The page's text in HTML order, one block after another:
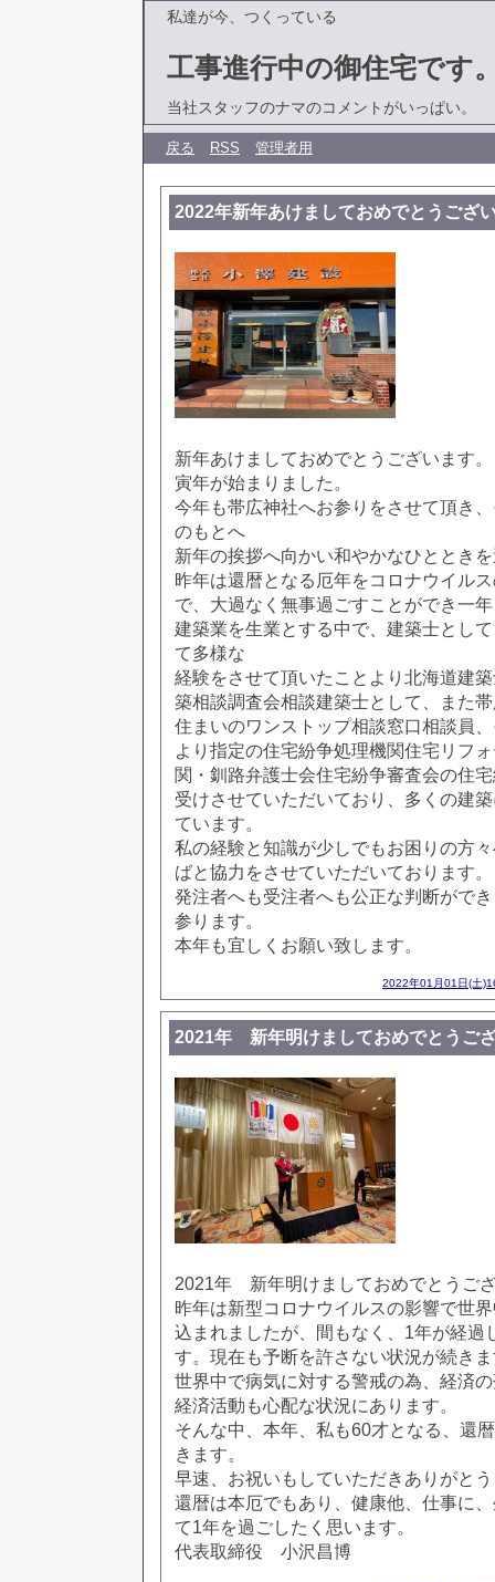
私達が今、つくっている
工事進行中の御住宅です
当社スタッフのナマのコメントがいっぱい。
戻る RSS 管理者用
2022年新年あけましておめでとうござ
新年あけましておめでとうございます。
寅年が始まりました。
今年も帯広神社へお参りをさせて頂き
のもとへ
新年の挨拶へ向かい和やかなひととき
昨年は還暦となる厄年をコロナウイル
で、大過なく無事過ごすことができ一
建築業を生業とする中で、建築士とし
て多様な
経験をさせて頂いたことより北海道建
築相談調査会相談建築士として、また
住まいのワンストップ相談窓口相談員
より指定の住宅紛争処理機関住宅リフ
関・釧路弁護士会住宅紛争審査会の住
受けさせていただいており、多くの建
ています。
私の経験と知識が少しでもお困りの方
ばと協力をさせていただいております。
発注者へも受注者へも公正な判断がで
参ります。
本年も宜しくお願い致します。
2022年01月01日(土
2021年 新年明けましておめでとうご
2021年 新年明けましておめでとうご
昨年は新型コロナウイルスの影響で世
込まれましたが、間もなく、1年が経過
す。現在も予断を許さない状況が続き
世界中で病気に対する警戒の為、経済
経済活動も心配な状況にあります。
そんな中、本年、私も60才となる、還
きます。
早速、お祝いもしていただきありがと
還暦は本厄でもあり、健康他、仕事に
て1年を過ごしたく思います。
代表取締役 小沢昌博